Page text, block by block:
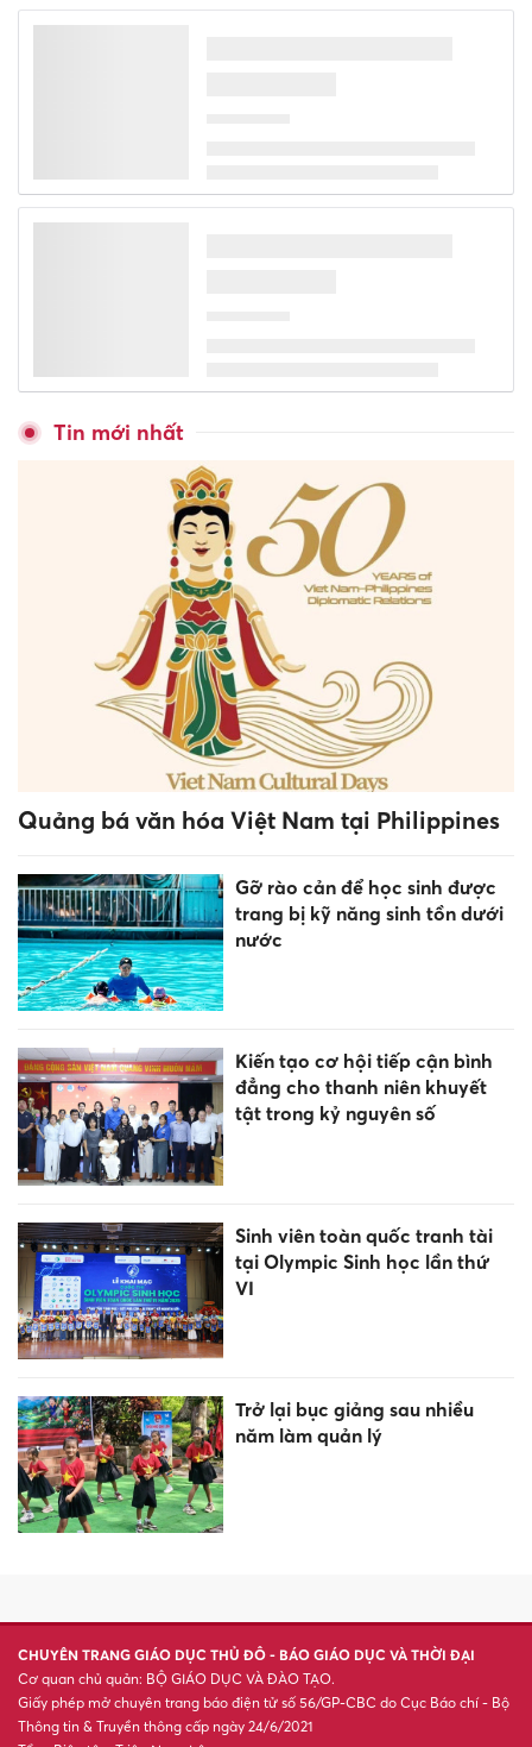
Trở lại bục giảng sau nhiều
Phú Thọ giữ vững vị thế tốp
đầu về chất lượng giáo dục
THPT
Các nhiệm vụ trọng tâm năm
học 2026-2027
470 tiêu chuẩn quốc tế được
khuyến khích áp dụng, chuẩn
bị cho điện hạt nhân
ĐH Kinh tế Quốc dân trao
bằng tốt nghiệp Đại học chính
quy khóa 64 Chương trình
Sáp nhập, sắp xếp mạng lưới
đại học: Không chỉ là phép
Mùa Thu 2026: 4 con giáp đón
Rắn dài một mét bò vào lớp
mầm non ở TP HCM